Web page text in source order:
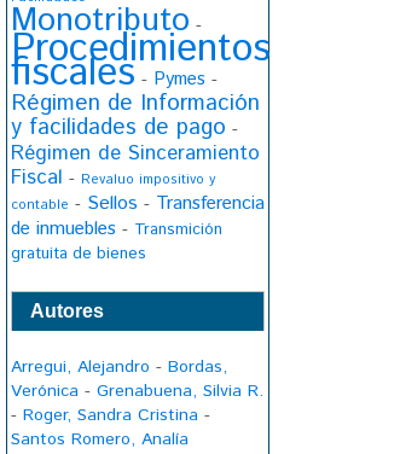
Monotributo -
Procedimientos
fiscales - Pymes -
Régimen de Información
y facilidades de pago -
Régimen de Sinceramiento
Fiscal - Revaluo impositivo y
contable - Sellos - Transferencia
de inmuebles - Transmición
gratuita de bienes
Autores
Arregui, Alejandro - Bordas,
Verónica - Grenabuena, Silvia R.
- Roger, Sandra Cristina -
Santos Romero, Analía